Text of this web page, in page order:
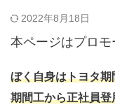
2022年8月18日
本ページはプロ
ぼく自身はトヨタ
期間工から正社員